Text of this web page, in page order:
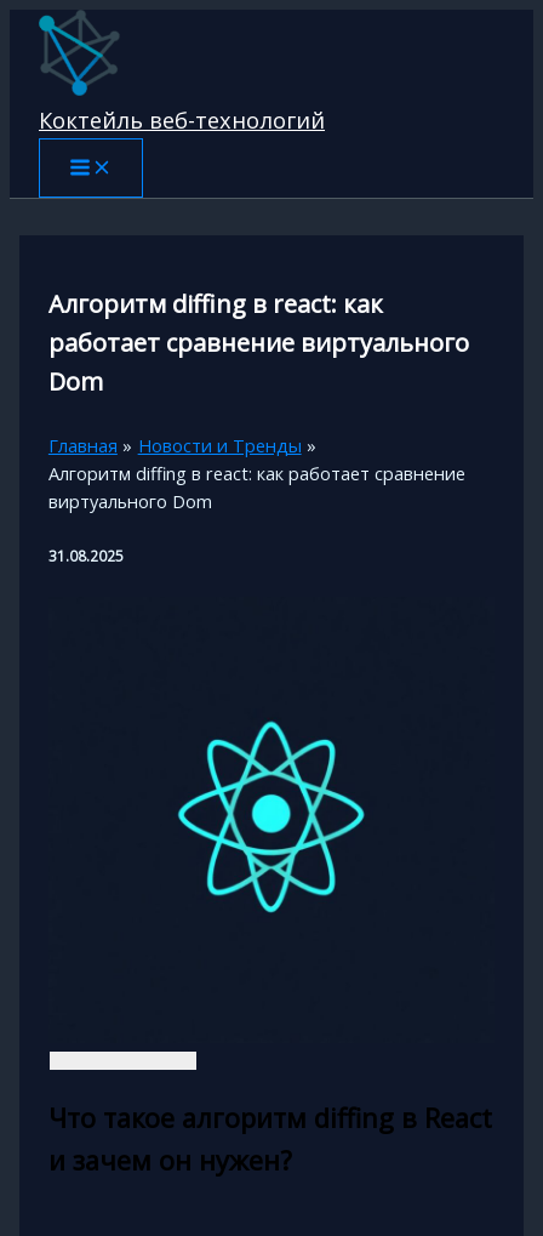
Перейти
содержимому
Коктейль веб-технологий
Алгоритм diffing в react: как
работает сравнение виртуального
Dom
Главная
Новости и Тренды
Алгоритм diffing в react: как работает сравнение
виртуального Dom
31.08.2025
Что такое алгоритм diffing в React
и зачем он нужен?